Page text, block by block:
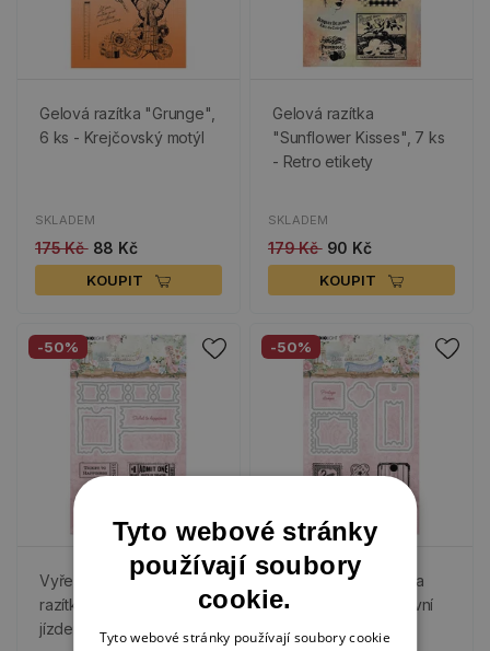
Gelová razítka "Grunge",
6 ks - Krejčovský motýl
SKLADEM
175 Kč 88 Kč
KOUPIT
Gelová razítka
"Sunflower Kisses", 7 ks
- Retro etikety
SKLADEM
179 Kč 90 Kč
KOUPIT
-50%
Vyřezávací šablony a
razítka, 19 ks - Vintage
jízdenky
-50%
Vyřezávací šablony a
razítka, 11 ks - Poštovní
známky
Tyto webové stránky
používají soubory
cookie.
Tyto webové stránky používají soubory cookie